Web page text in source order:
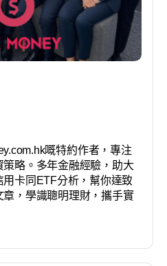
嘅特約作者，專注
略。多年金融經驗，助大
卡同ETF分析，幫你達致
，學識聰明理財，攜手實